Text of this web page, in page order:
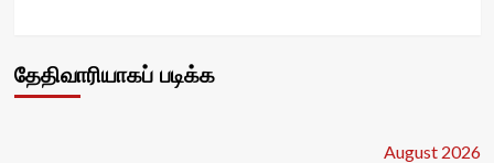
தேதிவாரியாகப் படிக்க
August 2026